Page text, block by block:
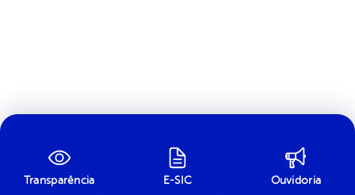
Transparência E-SIC Ouvidoria